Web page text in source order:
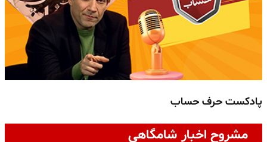
پادکست حرف حساب
مشروح اخبار شامگاهی